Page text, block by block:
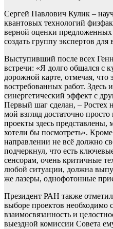
Сергей Павлович Кулик –
квантовых технологий
верной оценки
создать группу экспертов для
Выступивший после всех
встречи: «Я долго общался с
дорожной карте, отмечая, что
востребованных работ. Здесь
синергетический эффект с
Первый шаг сделан, – Ростех
мой взгляд достаточно
проекты здесь
хотели бы посмотреть».
направлении не всё должно
подчеркнул, что есть
сенсорам, очень критичные
любой ситуации, должна
же лазеры, однофотонные
Президент РАН также
выборе проектов необходимо
взаимосвязанность и
выездной комиссии Совета